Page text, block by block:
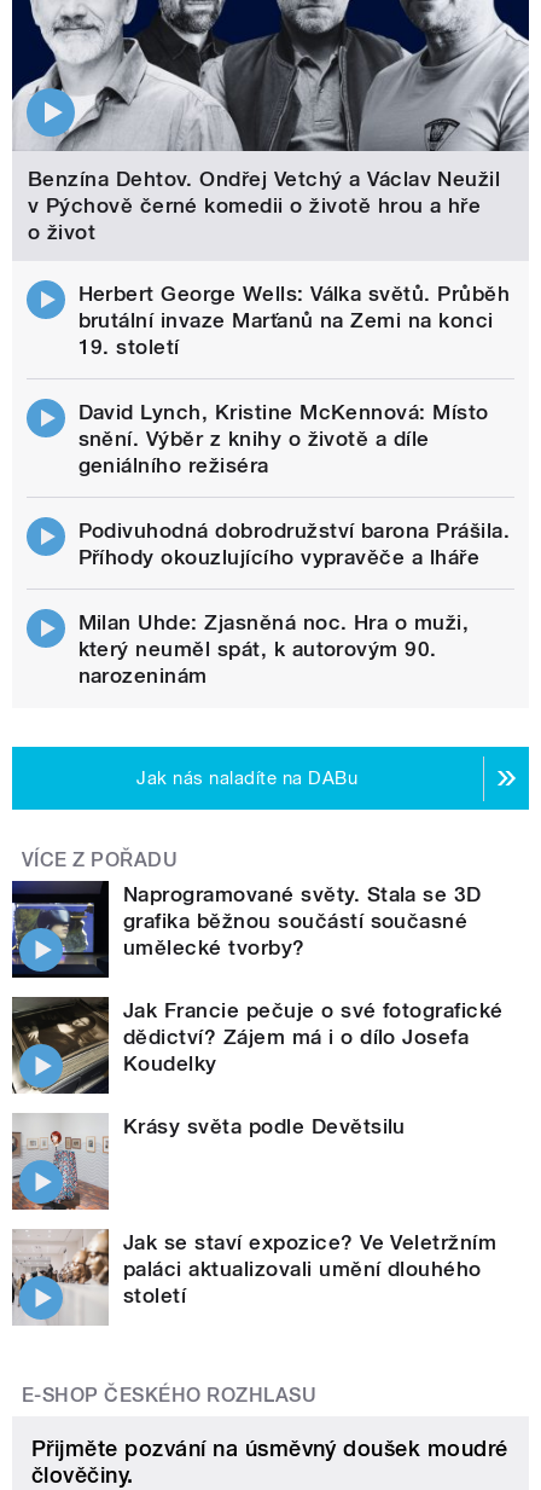
Benzína Dehtov. Ondřej Vetchý a Václav Neužil
v Pýchově černé komedii o životě hrou a hře
o život
Herbert George Wells: Válka světů. Průběh
brutální invaze Marťanů na Zemi na konci
19. století
David Lynch, Kristine McKennová: Místo
snění. Výběr z knihy o životě a díle
geniálního režiséra
Podivuhodná dobrodružství barona Prášila.
Příhody okouzlujícího vypravěče a lháře
Milan Uhde: Zjasněná noc. Hra o muži,
který neuměl spát, k autorovým 90.
narozeninám
Jak nás naladíte na DABu
VÍCE Z POŘADU
Naprogramované světy. Stala se 3D
grafika běžnou součástí současné
umělecké tvorby?
Jak Francie pečuje o své fotografické
dědictví? Zájem má i o dílo Josefa
Koudelky
Krásy světa podle Devětsilu
Jak se staví expozice? Ve Veletržním
paláci aktualizovali umění dlouhého
století
E-SHOP ČESKÉHO ROZHLASU
Přijměte pozvání na úsměvný doušek moudré
člověčiny.